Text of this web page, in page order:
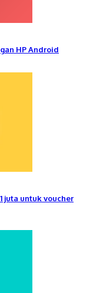
HP Android
juta untuk voucher